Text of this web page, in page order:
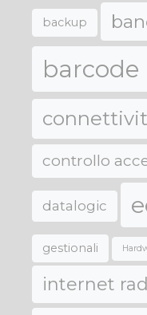
backup
barcode
controllo
datalogic
gestionali
internet